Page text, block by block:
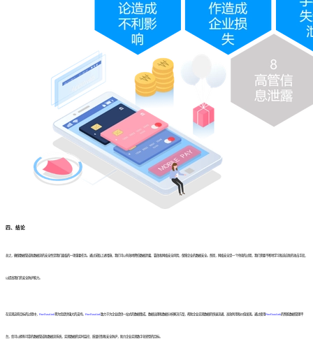
四、结论
总之，确保数据管道和数据流的安全性是我们面临的一项重要任务。通过采取上述措施，我们可以有效地降低数据泄露、篡改和网络安全风险，保障企业的数据安全。然而，网络安全是一个持续的过程，我们需要不断地学习和适应新的攻击手段，
以提高我们的安全防护能力。
在实现这些目标的过程中， FineDataLink将为您提供强大的支持。 FineDataLink致力于为企业提供一站式的数据集成、数据治理和数据分析解决方案，帮助企业实现数据的快速流通、高效利用和价值发现。通过使用FineDataLink的智能数据管理平
台，您可以拥有可靠的数据管道和数据流系统，实现数据的实时监控、质量控制和安全防护，助力企业实现数字化转型的目标。